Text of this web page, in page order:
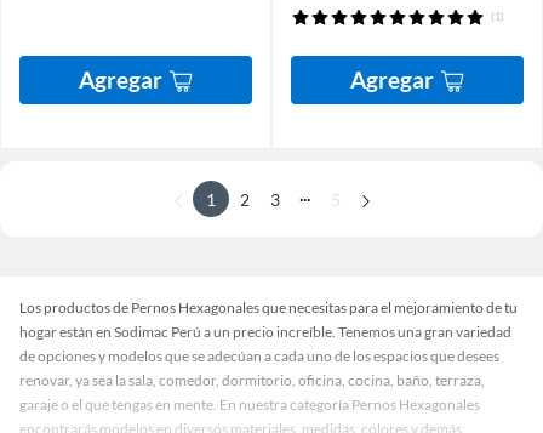
Agregar
(1)
Agregar
1 2 3 5
Los productos de Pernos Hexagonales que necesitas para el mejoramiento de tu
hogar están en Sodimac Perú a un precio increíble. Tenemos una gran variedad
de opciones y modelos que se adecúan a cada uno de los espacios que desees
renovar, ya sea la sala, comedor, dormitorio, oficina, cocina, baño, terraza,
garaje o el que tengas en mente. En nuestra categoría Pernos Hexagonales
encontrarás modelos en diversos materiales, medidas, colores y demás